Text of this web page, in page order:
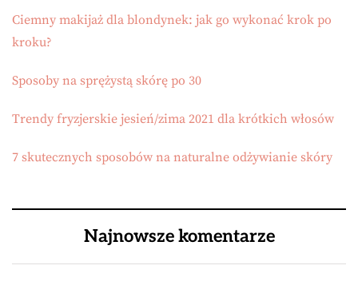
Ciemny makijaż dla blondynek: jak go wykonać krok po
kroku?
Sposoby na sprężystą skórę po 30
Trendy fryzjerskie jesień/zima 2021 dla krótkich włosów
7 skutecznych sposobów na naturalne odżywianie skóry
Najnowsze komentarze